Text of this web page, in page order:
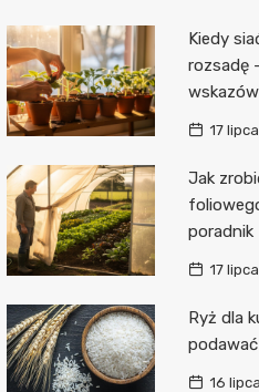
Kiedy
rozsadę
17
Jak
poradnik
17
Ryż dla
16